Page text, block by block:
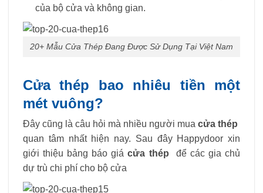
của bộ cửa và không gian.
20+ Mẫu Cửa Thép Đang Được Sử Dụng Tại Việt Nam
Cửa thép bao nhiêu tiền một
mét vuông?
Đây cũng là câu hỏi mà nhiều người mua cửa thép
quan tâm nhất hiện nay. Sau đây Happydoor xin
giới thiệu bảng báo giácửa thép để các gia chủ
dự trù chi phí cho bộ cửa